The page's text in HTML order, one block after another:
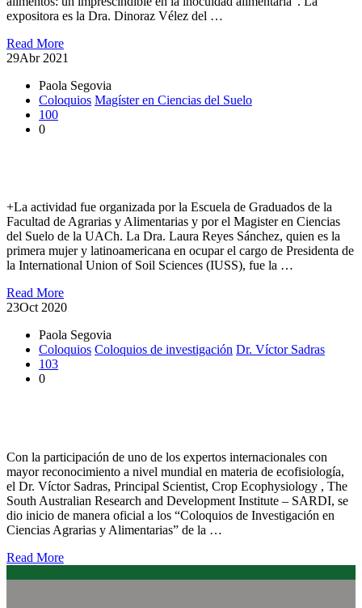
expositora es la Dra. Dinoraz Vélez del …
Read More
29Abr 2021
Paola Segovia
Coloquios Magíster en Ciencias del Suelo
100
0
+La actividad fue organizada por la Escuela de Graduados de la
Facultad de Agrarias y Alimentarias y por el Magister en Ciencias
del Suelo de la UACh. La Dra. Laura Reyes Sánchez, quien es la
primera mujer y latinoamericana en ocupar el cargo de Presidenta de
la International Union of Soil Sciences (IUSS), fue la …
Read More
23Oct 2020
Paola Segovia
Coloquios Coloquios de investigación Dr. Víctor Sadras
103
0
Con la participación de uno de los expertos internacionales con
mayor reconocimiento a nivel mundial en materia de ecofisiología,
el Dr. Víctor Sadras, Principal Scientist, Crop Ecophysiology , The
South Australian Research and Development Institute – SARDI, se
dio inicio de manera oficial a los “Coloquios de Investigación en
Ciencias Agrarias y Alimentarias” de la …
Read More